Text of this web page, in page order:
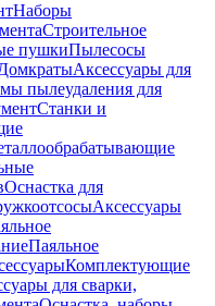
Наборы
Строительное
пушкиПылесосы
Аксессуары для
пылеудаления для
Станки и
Оснастка для
Аксессуары
Паяльное
Комплектующие
для сварки,